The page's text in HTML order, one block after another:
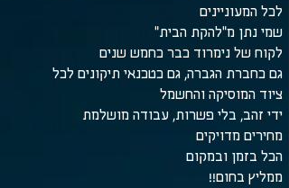
לכל המעוניינים
שמי נתן מ"להקת הבית"
לקוח של נימרוד כבר כחמש שנים
גם כחברת הגברה, גם כטכנאי תיקונים לכל
ציוד המוסיקה והחשמל
ידי זהב, בלי פשרות, עבודה מושלמת
מחירים מדויקים
הכל בזמן ובמקום
ממליץ בחום!!